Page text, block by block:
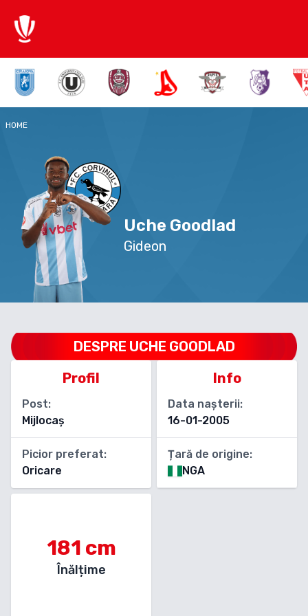
HOME
Uche Goodlad
Gideon
DESPRE UCHE GOODLAD
Profil
Post:
Mijlocaș
Picior preferat:
Oricare
Info
Data nașterii:
16-01-2005
Țară de origine:
NGA
181 cm
Înălțime